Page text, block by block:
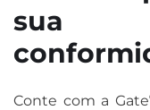
sua
Conte com a